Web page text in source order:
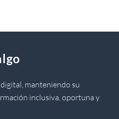
manteniendo su
inclusiva, oportuna y